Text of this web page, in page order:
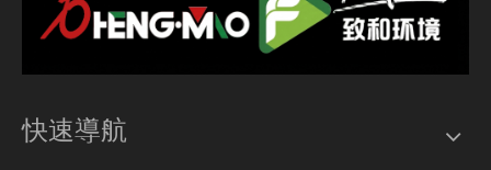
快速導航